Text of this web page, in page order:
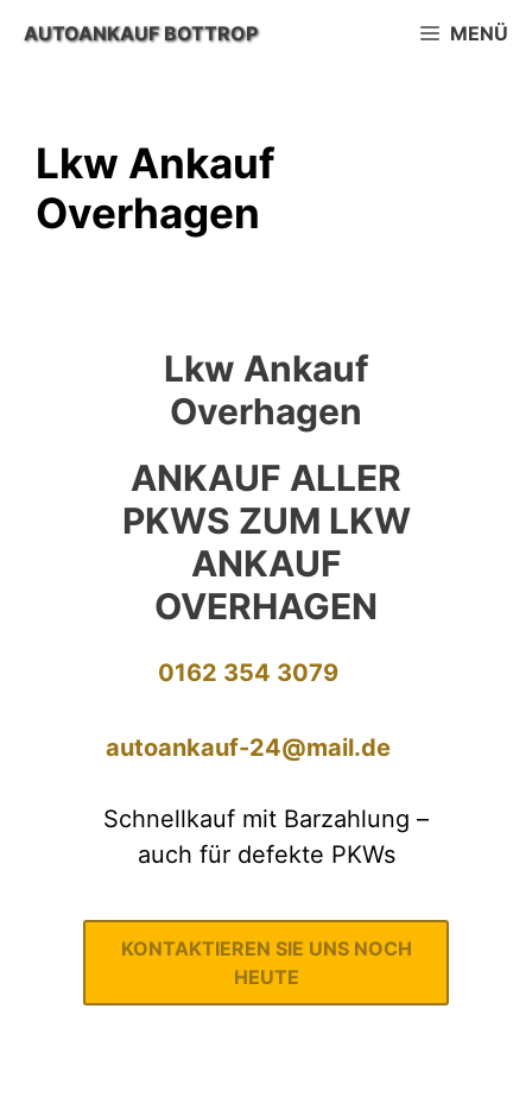
InhaltAUTOANKAUF BOTTROP MENÜ
Lkw Ankauf
Overhagen
Lkw Ankauf
Overhagen
ANKAUF ALLER
PKWS ZUM LKW
ANKAUF
OVERHAGEN
0162 354 3079
autoankauf-24@mail.de
Schnellkauf mit Barzahlung –
auch für defekte PKWs
KONTAKTIEREN SIE UNS NOCH
HEUTE